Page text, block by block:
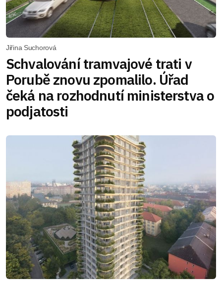
Jiřina Suchorová
Schvalování tramvajové trati v
Porubě znovu zpomalilo. Úřad
čeká na rozhodnutí ministerstva o
podjatosti